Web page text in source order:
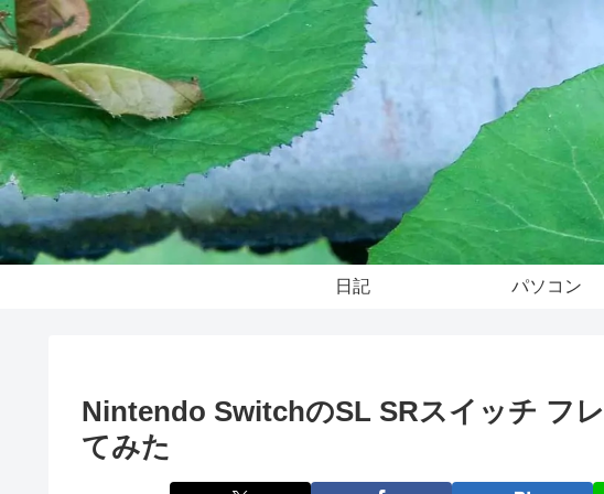
日記 パソコン
Nintendo SwitchのSL SRスイッチ フ
てみた